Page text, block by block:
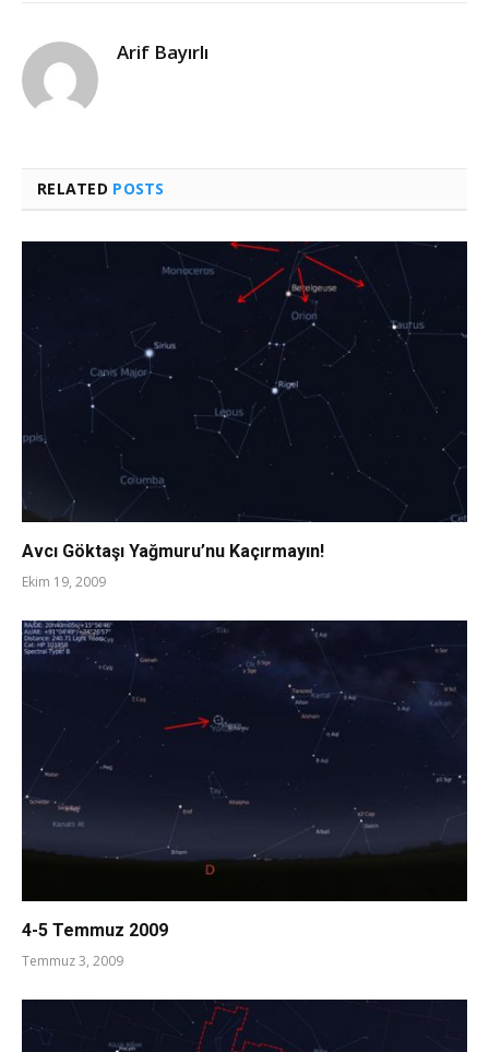
Arif Bayırlı
RELATED POSTS
Avcı Göktaşı Yağmuru’nu Kaçırmayın!
Ekim 19, 2009
4-5 Temmuz 2009
Temmuz 3, 2009